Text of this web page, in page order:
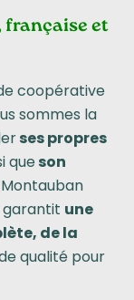
française et
coopérative
sommes la
ses propres
queson
garantit une
de la
qualité pour